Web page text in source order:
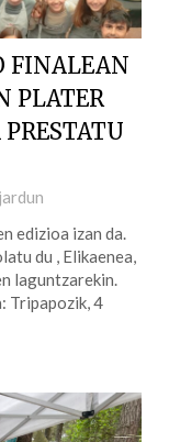
FINALEAN
PLATER
jardun
edizioa izan da.
du , Elikaenea,
laguntzarekin.
Tripapozik, 4